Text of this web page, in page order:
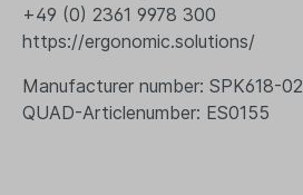
+49 (0) 2361 9978 300
https://ergonomic.solutions/
Manufacturer number: SPK618-02
QUAD-Articlenumber: ES0155